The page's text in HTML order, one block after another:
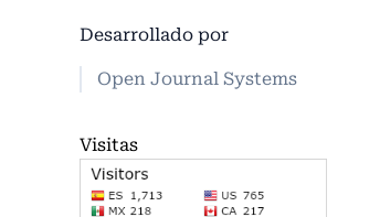
Desarrollado por
Open Journal Systems
Visitas